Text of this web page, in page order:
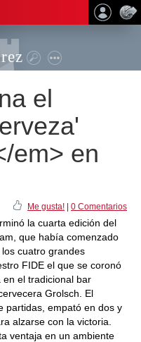
el
em> en
Me gusta! 0 Comentarios
la cuarta edición del
que había comenzado
cuatro grandes
FIDE el que se coronó
el tradicional bar
Grolsch. El
partidas, empató en dos y
alzarse con la victoria.
ventaja en un ambiente